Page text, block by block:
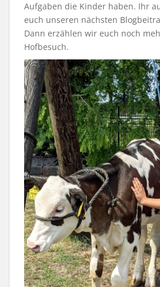
Aufgaben die Kinder haben. Ihr
euch unseren nächsten
Dann erzählen wir euch noch
Hofbesuch.